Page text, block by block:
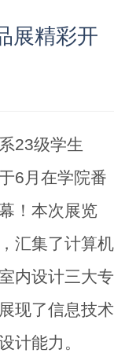
展精彩开
23级学生
6月在学院番
！本次展览
汇集了计算机
内设计三大专
现了信息技术
计能力。